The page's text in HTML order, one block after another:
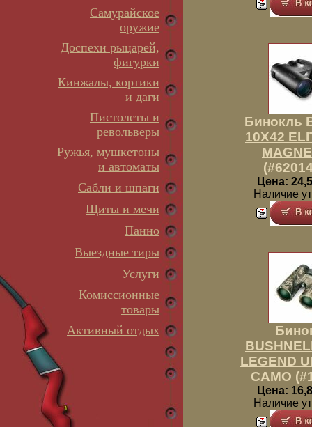
Самурайское
оружие
Доспехи рыцарей,
фигурки
Кинжалы, кортики
и даги
Пистолеты и
револьверы
Ружья, мушкетоны
и автоматы
Сабли и шпаги
Щиты и мечи
Панно
Выездные тиры
Услуги
Комиссионные
товары
Активный отдых
Бинокль
10X42
Цена:
Наличие
LEGEND
CAMO
Цена:
Наличие